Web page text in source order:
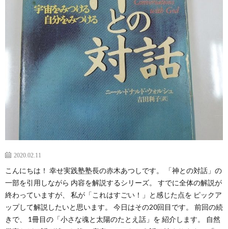
2020.02.11
こんにちは！ 幸せ実践塾塾長の赤木あつしです。 「神との対話」の
一部を引用しながら 内容を解説するシリーズ。 すでに全体の解説が
終わっていますが、 私が「これはすごい！」と感じた点を ピックア
ップして解説したいと思います。 今日はその20回目です。 前回の続
きで、 1冊目の「小さな魂と太陽のたとえ話」を 紹介します。 自然